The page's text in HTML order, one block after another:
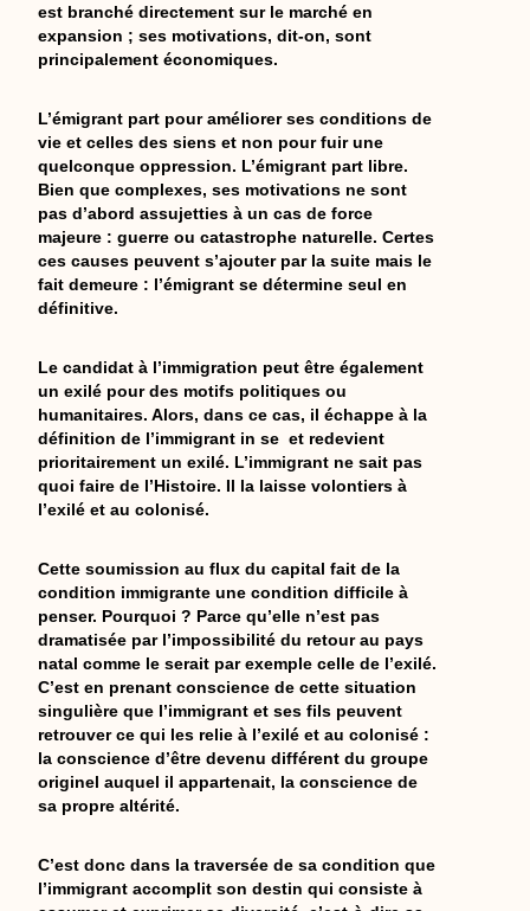
est branché directement sur le marché en
expansion ; ses motivations, dit-on, sont
principalement économiques.
L’émigrant part pour améliorer ses conditions de
vie et celles des siens et non pour fuir une
quelconque oppression. L’émigrant part libre.
Bien que complexes, ses motivations ne sont
pas d’abord assujetties à un cas de force
majeure : guerre ou catastrophe naturelle. Certes
ces causes peuvent s’ajouter par la suite mais le
fait demeure : l’émigrant se détermine seul en
définitive.
Le candidat à l’immigration peut être également
un exilé pour des motifs politiques ou
humanitaires. Alors, dans ce cas, il échappe à la
définition de l’immigrant in se et redevient
prioritairement un exilé. L’immigrant ne sait pas
quoi faire de l’Histoire. Il la laisse volontiers à
l’exilé et au colonisé.
Cette soumission au flux du capital fait de la
condition immigrante une condition difficile à
penser. Pourquoi ? Parce qu’elle n’est pas
dramatisée par l’impossibilité du retour au pays
natal comme le serait par exemple celle de l’exilé.
C’est en prenant conscience de cette situation
singulière que l’immigrant et ses fils peuvent
retrouver ce qui les relie à l’exilé et au colonisé :
la conscience d’être devenu différent du groupe
originel auquel il appartenait, la conscience de
sa propre altérité.
C’est donc dans la traversée de sa condition que
l’immigrant accomplit son destin qui consiste à